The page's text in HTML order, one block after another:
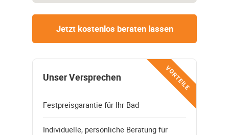
Jetzt kostenlos beraten lassen
VORTEILE
Unser Versprechen
Festpreisgarantie für Ihr Bad
Individuelle, persönliche Beratung für